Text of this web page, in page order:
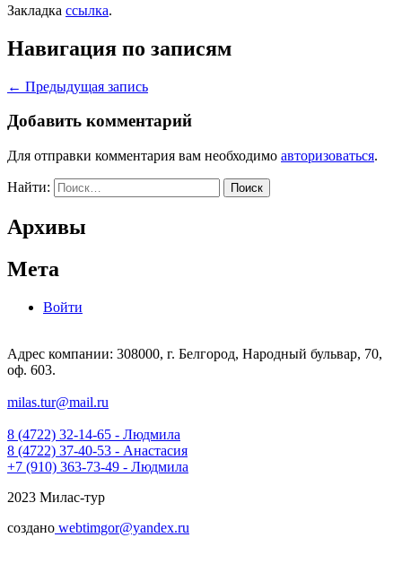
Закладка ссылка.
Навигация по записям
← Предыдущая запись
Добавить комментарий
Для отправки комментария вам необходимо авторизоваться.
Найти:
Архивы
Мета
Войти
Адрес компании: 308000, г. Белгород, Народный бульвар, 70,
оф. 603.
milas.tur@mail.ru
8 (4722) 32-14-65 - Людмила
8 (4722) 37-40-53 - Анастасия
+7 (910) 363-73-49 - Людмила
2023 Милас-тур
создано webtimgor@yandex.ru